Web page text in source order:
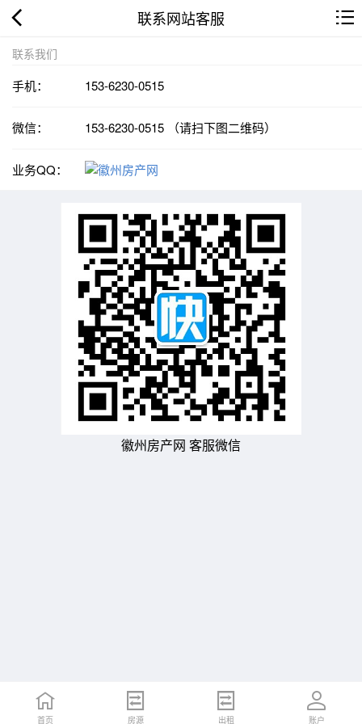
联系网站客服
联系我们
手机： 153-6230-0515
微信： 153-6230-0515 （请扫下图二维码）
业务QQ：
徽州房产网 客服微信
首页 房源 出租 账户